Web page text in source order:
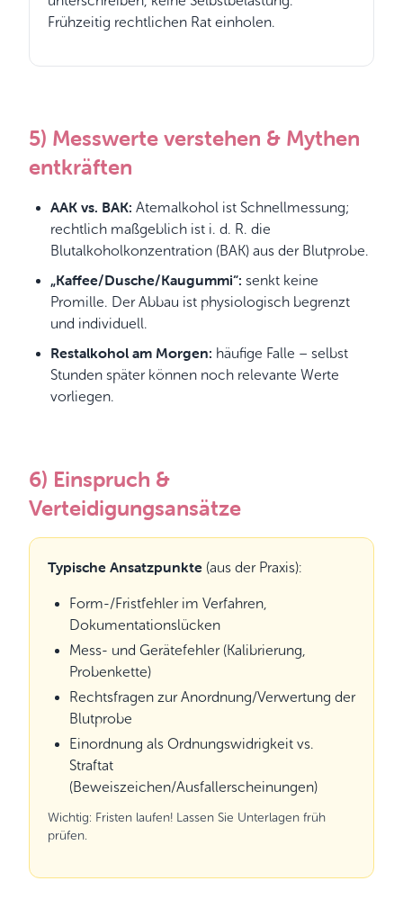
Frühzeitig rechtlichen Rat einholen.
5) Messwerte verstehen & Mythen
entkräften
AAK vs. BAK: Atemalkohol ist Schnellmessung;
rechtlich maßgeblich ist i. d. R. die
Blutalkoholkonzentration (BAK) aus der Blutprobe.
„Kaffee/Dusche/Kaugummi“: senkt keine
Promille. Der Abbau ist physiologisch begrenzt
und individuell.
Restalkohol am Morgen: häufige Falle – selbst
Stunden später können noch relevante Werte
vorliegen.
6) Einspruch &
Verteidigungsansätze
Typische Ansatzpunkte (aus der Praxis):
Form-/Fristfehler im Verfahren,
Dokumentationslücken
Mess- und Gerätefehler (Kalibrierung,
Probenkette)
Rechtsfragen zur Anordnung/Verwertung der
Blutprobe
Einordnung als Ordnungswidrigkeit vs.
Straftat
(Beweiszeichen/Ausfallerscheinungen)
Wichtig: Fristen laufen! Lassen Sie Unterlagen früh
prüfen.